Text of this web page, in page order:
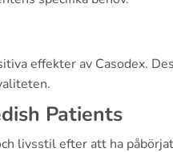
effekter av Casodex.
Patients
livsstil efter att ha